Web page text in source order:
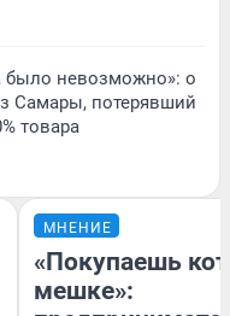
было невозможно»: о
Самары, потерявший
товара
МНЕНИЕ
«Покупаешь
мешке»: